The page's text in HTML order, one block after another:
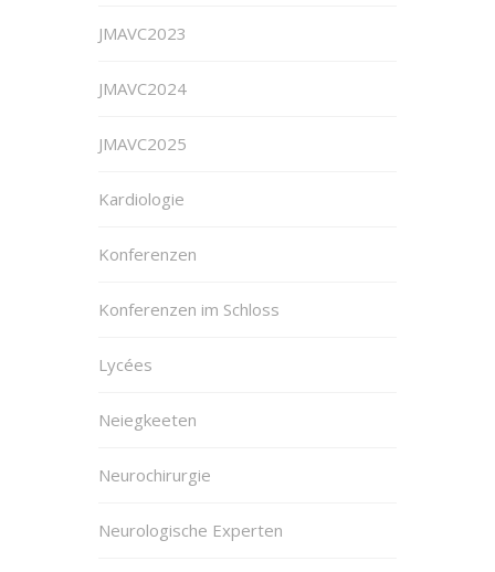
JMAVC2023
JMAVC2024
JMAVC2025
Kardiologie
Konferenzen
Konferenzen im Schloss
Lycées
Neiegkeeten
Neurochirurgie
Neurologische Experten